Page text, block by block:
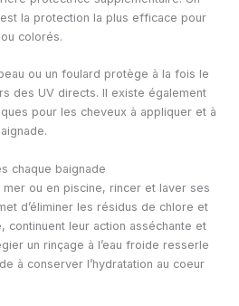
la protection la plus efficace pour
colorés.
ou un foulard protège à la fois le
des UV directs. Il existe également
pour les cheveux à appliquer et à
chaque baignade
ou en piscine, rincer et laver ses
d’éliminer les résidus de chlore et
continuent leur action asséchante et
un rinçage à l’eau froide resserle
à conserver l’hydratation au coeur